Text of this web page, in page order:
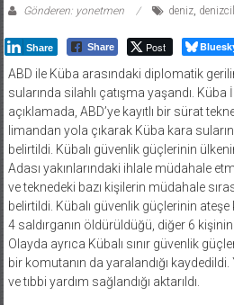
Gönderen: yonetmen deniz,
Share Share Post
ABD ile Küba arasındaki diplomatik
sularında silahlı çatışma yaşandı. Küba
açıklamada, ABD’ye kayıtlı bir sürat
limandan yola çıkarak Küba kara
belirtildi. Kübalı güvenlik güçlerinin
Adası yakınlarındaki ihlale müdahale
ve teknedeki bazı kişilerin müdahale
belirtildi. Kübalı güvenlik güçlerinin ateşe
4 saldırganın öldürüldüğü, diğer 6 kişinin
Olayda ayrıca Kübalı sınır güvenlik
bir komutanın da yaralandığı
ve tıbbi yardım sağlandığı aktarıldı.